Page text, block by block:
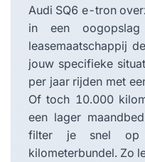
Audi SQ6 e-tron
in een
leasemaatschappij
jouw specifieke
per jaar rijden met
Of toch 10.000
een lager
filter je snel op
kilometerbundel. Zo